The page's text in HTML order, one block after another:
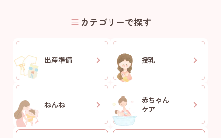
カテゴリーで探す
出産準備 授乳
ねんね
赤ちゃん
ケア